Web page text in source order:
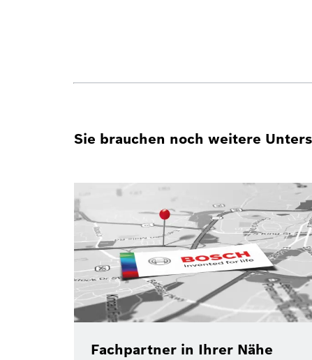
Sie brauchen noch weitere
Fachpartner in Ihrer Nähe